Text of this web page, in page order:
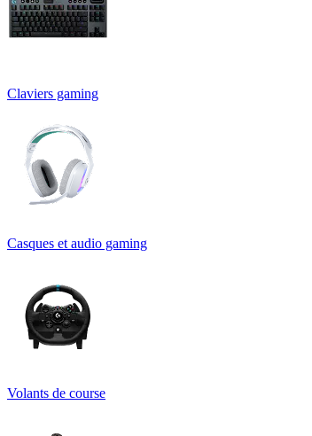
Claviers gaming
Casques et audio gaming
Volants de course